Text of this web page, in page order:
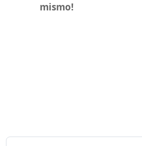
mismo!